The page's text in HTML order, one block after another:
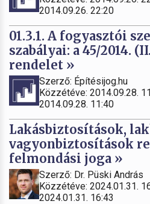
2014.09.26. 22:20
01.3.1. A fogyasztói
szabályai: a 45/2014.
rendelet »
Szerző: Építésijog.hu
Közzétéve: 2014.09.28.
2014.09.28. 11:40
Lakásbiztosítások,
vagyonbiztosítások
felmondási joga »
Szerző: Dr. Püski András
Közzétéve: 2024.01.31.
2024.01.31. 16:43